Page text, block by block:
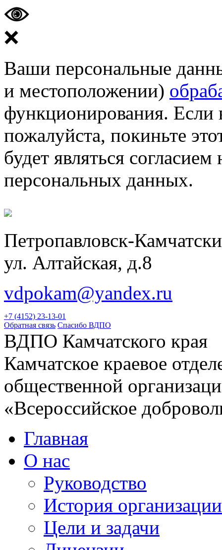
❌
Ваши персональные
и местоположении)
функционирования.
пожалуйста, покиньте
будет являться
персональных данных.
Петропавловск-
ул. Алтайская, д.8
vdpokam@yandex.ru
+7 (4152) 23-13-01
Обратная связь Спасибо ВДПО
ВДПО Камчатского края
Камчатское краевое
общественной
«Всероссийское
Главная
О нас
Руководство
История организации
Цели и задачи